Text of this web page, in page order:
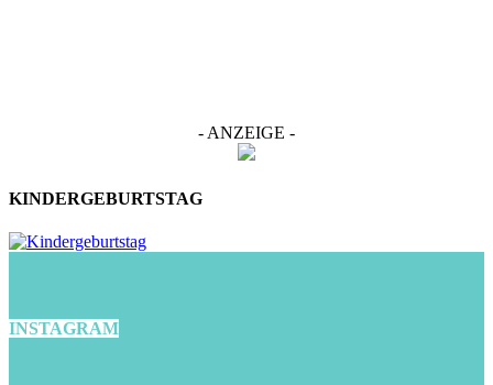
- ANZEIGE -
KINDERGEBURTSTAG
INSTAGRAM